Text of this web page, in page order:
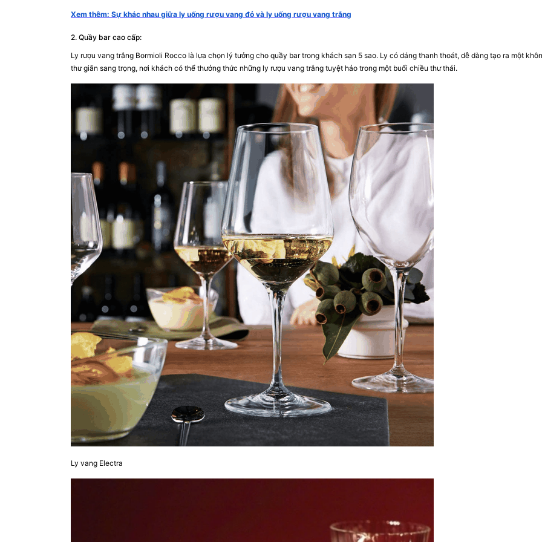
Xem thêm: Sự khác nhau giữa ly uống rượu vang đỏ và ly uống rượu vang trắng
2. Quầy bar cao cấp:
Ly rượu vang trắng Bormioli Rocco là lựa chọn lý tưởng cho quầy bar trong khách sạn 5 sao. Ly có dáng thanh thoát, dễ dàng tạo ra một
thư giãn sang trọng, nơi khách có thể thưởng thức những ly rượu vang trắng tuyệt hảo trong một buổi chiều thư thái.
Ly vang Electra